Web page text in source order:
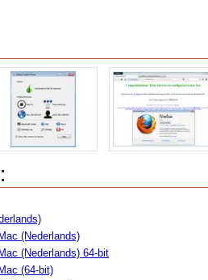
(Nederlands)
(Nederlands) 64-bit
(64-bit)